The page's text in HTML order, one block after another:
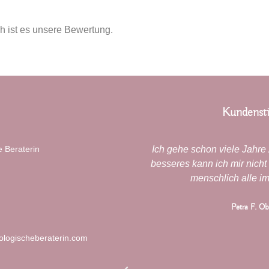
ist es unsere Bewertung.
Beraterin
zurück auf ein Jahr
professionelle und
meiner Themen zu
etwas in mir heilen
Weg ein Stück
Kein Druck wie ich
Ich gehe schon viele
besseres kann ich mir
menschlich alle
Petra F.